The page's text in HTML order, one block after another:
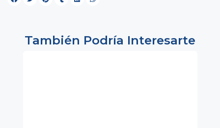
También Podría Interesarte